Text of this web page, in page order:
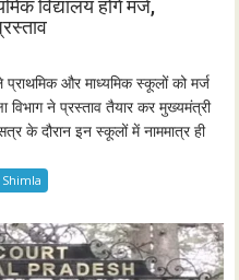
विद्यालय होंगे मर्ज,
प्राथमिक और माध्यमिक स्कूलों को मर्ज
विभाग ने प्रस्ताव तैयार कर मुख्यमंत्री
के दौरान इन स्कूलों में नाममात्र ही
Shimla